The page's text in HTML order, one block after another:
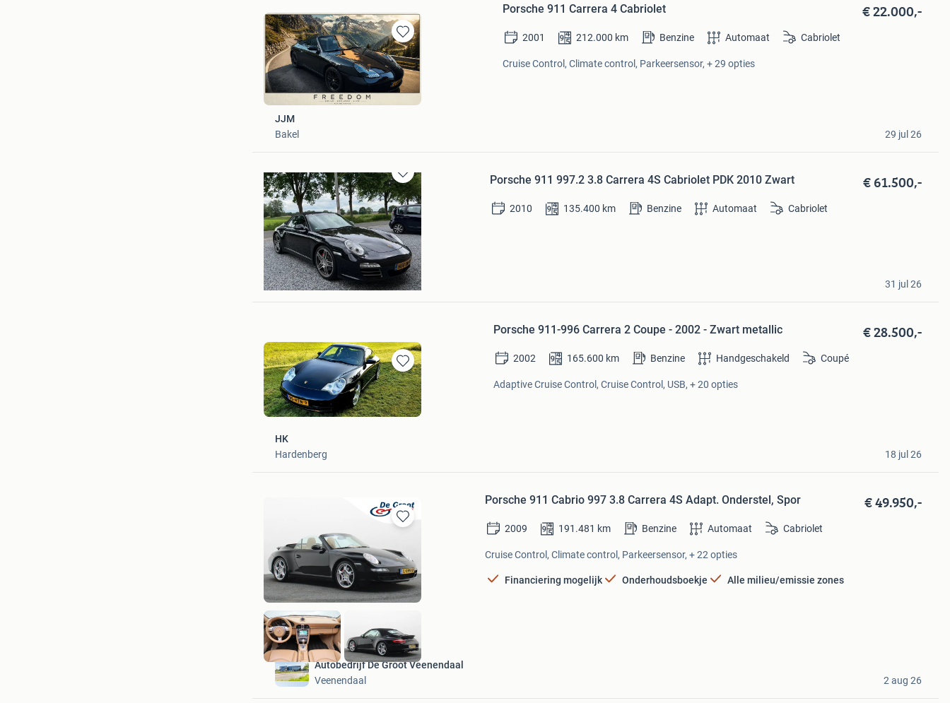
Bewaren
in
Mijn
Favorieten
Porsche 911 Carrera 4 Cabriolet € 22.000,-
2001 212.000 km Benzine Automaat Cabriolet
Cruise Control, Climate control, Parkeersensor, + 29 opties
JJM
Bakel
29 jul 26
Bewaren
in
Mijn
Favorieten
Porsche 911 997.2 3.8 Carrera 4S Cabriolet PDK 2010 Zwart € 61.500,-
2010 135.400 km Benzine Automaat Cabriolet
Teun
Eindhoven
31 jul 26
Bewaren
in
Mijn
Favorieten
Porsche 911-996 Carrera 2 Coupe - 2002 - Zwart metallic € 28.500,-
2002 165.600 km Benzine Handgeschakeld Coupé
Adaptive Cruise Control, Cruise Control, USB, + 20 opties
HK
Hardenberg
18 jul 26
Bewaren
Mijn
Favorieten
Porsche 911 Cabrio 997 3.8 Carrera 4S Adapt. Onderstel, Spor € 49.950,-
2009 191.481 km Benzine Automaat Cabriolet
Cruise Control, Climate control, Parkeersensor, + 22 opties
Financiering mogelijk Onderhoudsboekje Alle milieu/emissie zones
Autobedrijf De Groot Veenendaal
Veenendaal
2 aug 26